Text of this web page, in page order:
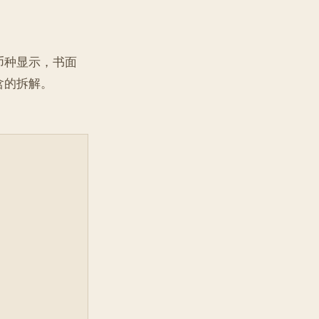
种显示，书面
拆解。